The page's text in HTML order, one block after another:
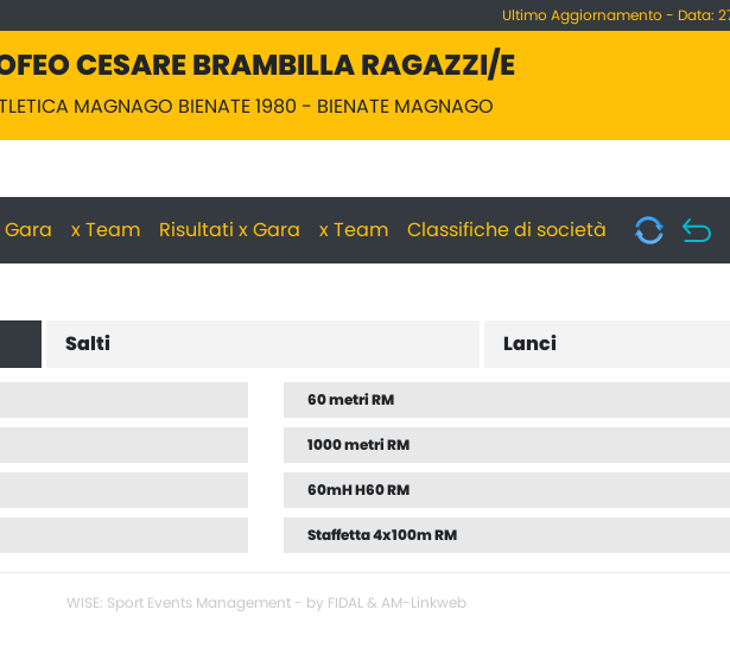
Ultimo Aggiornamento - Data:
CESARE BRAMBILLA RAGAZZI/E
MAGNAGO BIENATE 1980 - BIENATE MAGNAGO
Gara x Team Risultati x Gara x Team Classifiche di società
Salti Lanci
60 metri RM
1000 metri RM
60mH H60 RM
Staffetta 4x100m RM
WISE: Sport Events Management - by FIDAL & AM-Linkweb